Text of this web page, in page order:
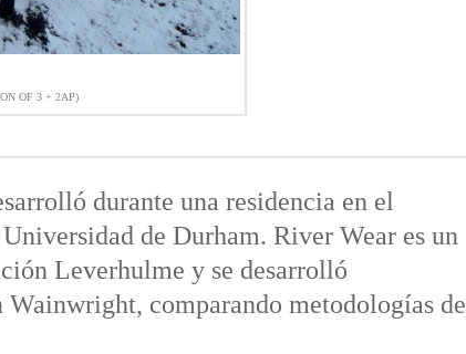
OF 3 + 2AP)
durante una residencia en el
de Durham. River Wear es un
Leverhulme y se desarrolló
comparando metodologías de